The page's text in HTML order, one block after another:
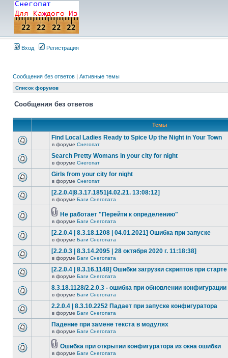
Вход Регистрация
Сообщения без ответов | Активные темы
Список форумов
Сообщения без ответов
Темы
Find Local Ladies Ready to Spice Up the Night in Your Town
в форуме Снегопат
Search Pretty Womans in your city for night
в форуме Снегопат
Girls from your city for night
в форуме Снегопат
[2.2.0.4|8.3.17.1851|4.02.21. 13:08:12]
в форуме Баги Снегопата
Не работает "Перейти к определению"
в форуме Баги Снегопата
[2.2.0.4 | 8.3.18.1208 | 04.01.2021] Ошибка при запуске
в форуме Баги Снегопата
[2.2.0.3 | 8.3.14.2095 | 28 октября 2020 г. 11:18:38]
в форуме Баги Снегопата
[2.2.0.4 | 8.3.16.1148] Ошибки загрузки скриптов при старте
в форуме Баги Снегопата
8.3.18.1128/2.2.0.3 - ошибка при обновлении конфигурации
в форуме Баги Снегопата
2.2.0.4 | 8.3.10.2252 Падает при запуске конфигуратора
в форуме Баги Снегопата
Падение при замене текста в модулях
в форуме Баги Снегопата
Ошибка при открытии конфигуратора из окна ошибки
в форуме Баги Снегопата